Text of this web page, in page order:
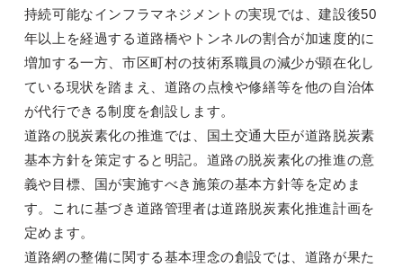
持続可能なインフラマネジメントの実現では、建設後50
年以上を経過する道路橋やトンネルの割合が加速度的に
増加する一方、市区町村の技術系職員の減少が顕在化し
ている現状を踏まえ、道路の点検や修繕等を他の自治体
が代行できる制度を創設します。
道路の脱炭素化の推進では、国土交通大臣が道路脱炭素
基本方針を策定すると明記。道路の脱炭素化の推進の意
義や目標、国が実施すべき施策の基本方針等を定めま
す。これに基づき道路管理者は道路脱炭素化推進計画を
定めます。
道路網の整備に関する基本理念の創設では、道路が果た